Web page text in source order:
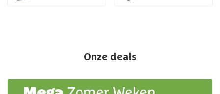
Onze deals